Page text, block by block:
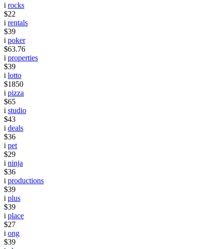
i rocks
$22
i rentals
$39
i poker
$63.76
i properties
$39
i lotto
$1850
i pizza
$65
i studio
$43
i deals
$36
i pet
$29
i ninja
$36
i productions
$39
i plus
$39
i place
$27
i ong
$39